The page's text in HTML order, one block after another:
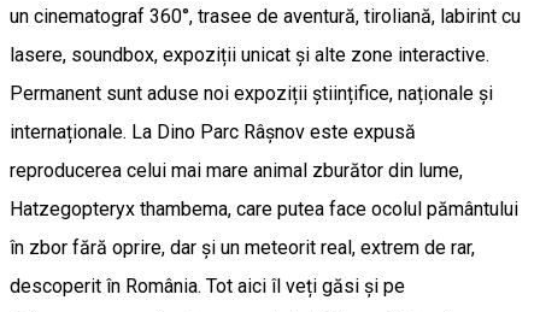
un cinematograf 360°, trasee de aventură, tiroliană, labirint cu
lasere, soundbox, expoziții unicat și alte zone interactive.
Permanent sunt aduse noi expoziții științifice, naționale și
internaționale. La Dino Parc Râșnov este expusă
reproducerea celui mai mare animal zburător din lume,
Hatzegopteryx thambema, care putea face ocolul pământului
în zbor fără oprire, dar și un meteorit real, extrem de rar,
descoperit în România. Tot aici îl veți găsi și pe